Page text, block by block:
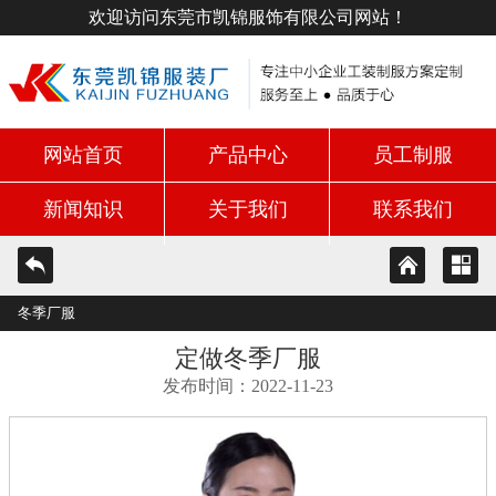
欢迎访问东莞市凯锦服饰有限公司网站！
网站首页 产品中心 员工制服
新闻知识 关于我们 联系我们
冬季厂服
定做冬季厂服
发布时间：2022-11-23